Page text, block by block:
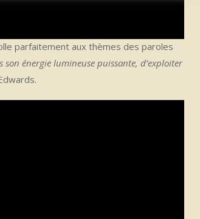
parfaitement aux thèmes des paroles
énergie lumineuse puissante, d’exploiter